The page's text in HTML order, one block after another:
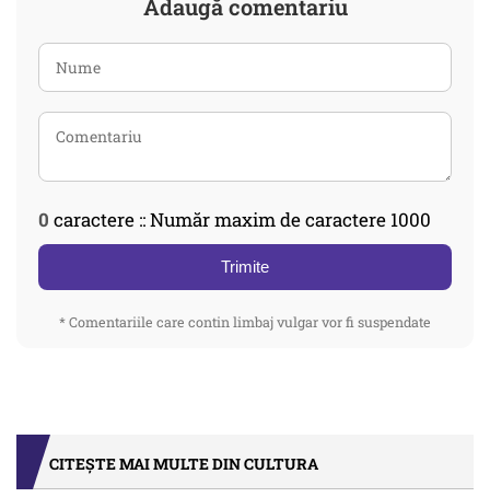
Adaugă comentariu
0 caractere :: Număr maxim de caractere 1000
Trimite
* Comentariile care contin limbaj vulgar vor fi suspendate
CITEȘTE MAI MULTE DIN CULTURA